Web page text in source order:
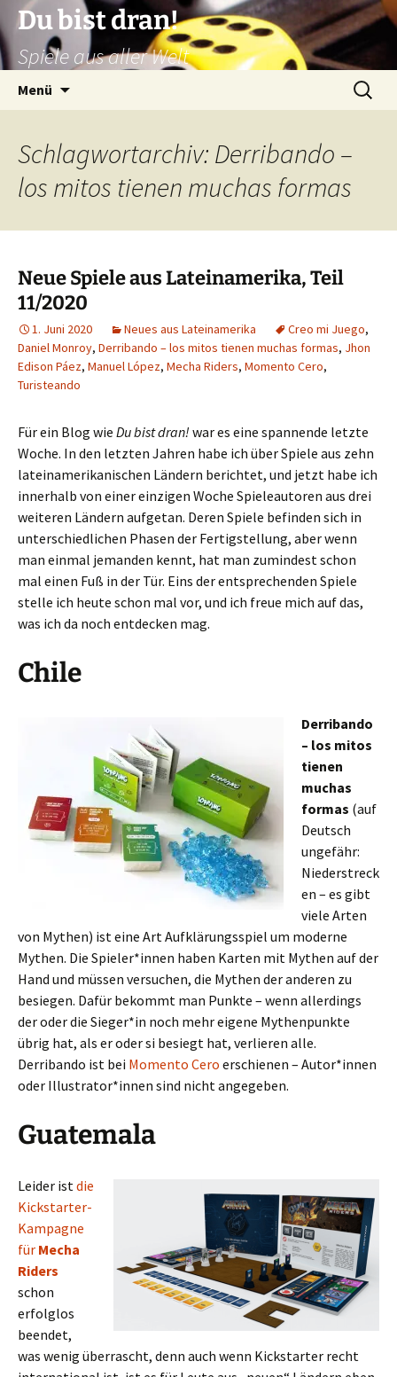
Zum
Inhalt
springen
Du bist dran!
Spiele aus aller Welt
Menü
Suchen
nach:
Schlagwortarchiv: Derribando –
los mitos tienen muchas formas
Neue Spiele aus Lateinamerika, Teil
11/2020
1. Juni 2020 Neues aus Lateinamerika Creo mi Juego,
Daniel Monroy, Derribando – los mitos tienen muchas formas, Jhon
Edison Páez, Manuel López, Mecha Riders, Momento Cero,
Turisteando
Für ein Blog wie Du bist dran! war es eine spannende letzte
Woche. In den letzten Jahren habe ich über Spiele aus zehn
lateinamerikanischen Ländern berichtet, und jetzt habe ich
innerhalb von einer einzigen Woche Spieleautoren aus drei
weiteren Ländern aufgetan. Deren Spiele befinden sich in
unterschiedlichen Phasen der Fertigstellung, aber wenn
man einmal jemanden kennt, hat man zumindest schon
mal einen Fuß in der Tür. Eins der entsprechenden Spiele
stelle ich heute schon mal vor, und ich freue mich auf das,
was ich da noch entdecken mag.
Chile
Derribando
– los mitos
tienen
muchas
formas (auf
Deutsch
ungefähr:
Niederstreck
en – es gibt
viele Arten
von Mythen) ist eine Art Aufklärungsspiel um moderne
Mythen. Die Spieler*innen haben Karten mit Mythen auf der
Hand und müssen versuchen, die Mythen der anderen zu
besiegen. Dafür bekommt man Punkte – wenn allerdings
der oder die Sieger*in noch mehr eigene Mythenpunkte
übrig hat, als er oder si besiegt hat, verlieren alle.
Derribando ist bei Momento Cero erschienen – Autor*innen
oder Illustrator*innen sind nicht angegeben.
Guatemala
Leider istdie
Kickstarter-
Kampagne
für Mecha
Riders
schon
erfolglos
beendet,
was wenig überrascht, denn auch wenn Kickstarter recht